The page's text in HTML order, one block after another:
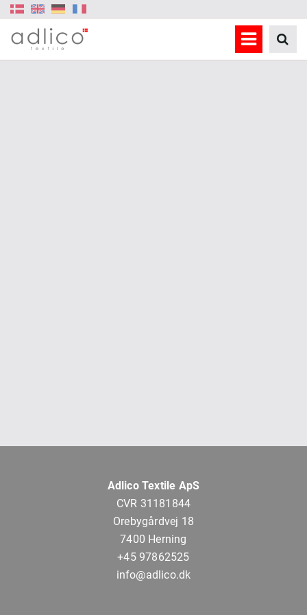
Adlico Textile ApS
CVR 31181844
Orebygårdvej 18
7400 Herning
+45 97862525
info@adlico.dk